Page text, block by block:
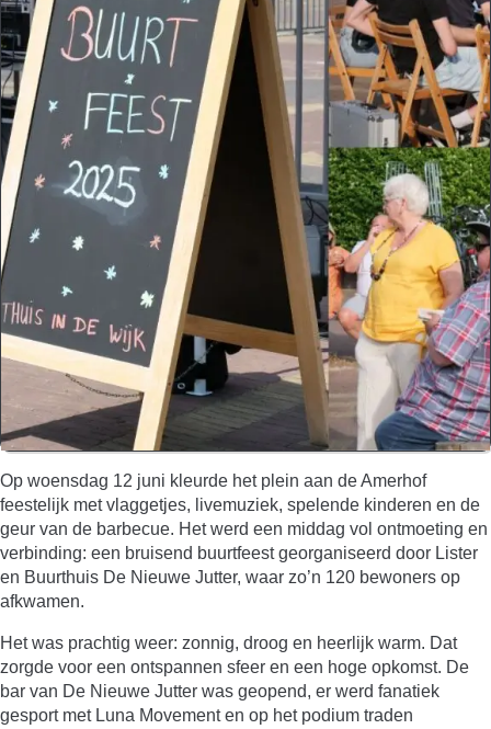
Op woensdag 12 juni kleurde het plein aan de Amerhof
feestelijk met vlaggetjes, livemuziek, spelende kinderen en de
geur van de barbecue. Het werd een middag vol ontmoeting en
verbinding: een bruisend buurtfeest georganiseerd door Lister
en Buurthuis De Nieuwe Jutter, waar zo’n 120 bewoners op
afkwamen.
Het was prachtig weer: zonnig, droog en heerlijk warm. Dat
zorgde voor een ontspannen sfeer en een hoge opkomst. De
bar van De Nieuwe Jutter was geopend, er werd fanatiek
gesport met Luna Movement en op het podium traden